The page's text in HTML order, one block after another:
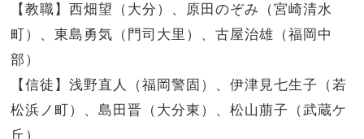
【教職】西畑望（大分）、原田のぞみ（宮崎清水
町）、東島勇気（門司大里）、古屋治雄（福岡中
部）
【信徒】浅野直人（福岡警固）、伊津見七生子（若
松浜ノ町）、島田晋（大分東）、松山萠子（武蔵ケ
丘）